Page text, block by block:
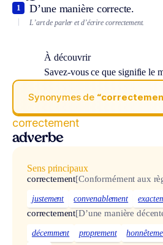
D’une manière correcte.
1
L’art de parler et d’écrire correctement.
À découvrir
Savez-vous ce que signifie le
Synonymes de
correctement
adverbe
Sens principaux
correctement[Conformément aux
justement convenablement
correctement[D’une manière
décemment proprement